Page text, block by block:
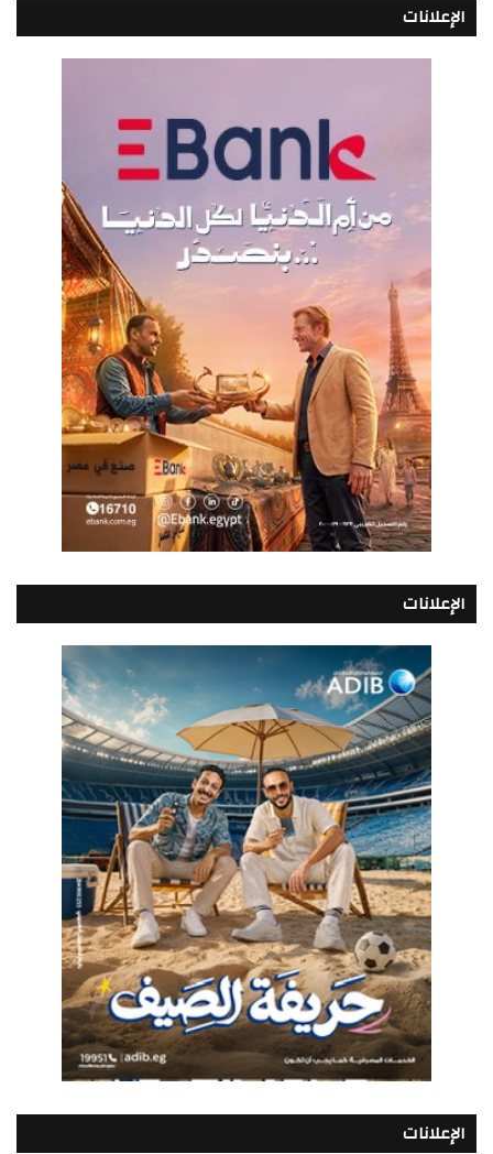
الإعلانات
الإعلانات
الإعلانات